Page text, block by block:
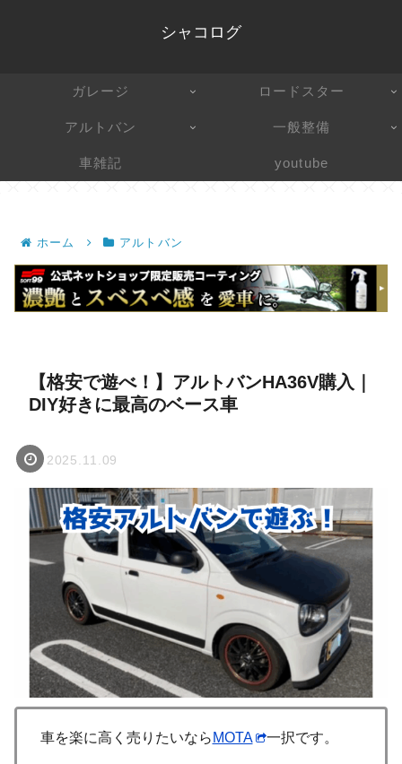
シャコログ
ガレージ ロードスター
アルトバン 一般整備
車雑記 youtube
ホーム アルトバン
【格安で遊べ！】アルトバンHA36V購入｜
DIY好きに最高のベース車
2025.11.09
車を楽に高く売りたいなら MOTA 一択です。